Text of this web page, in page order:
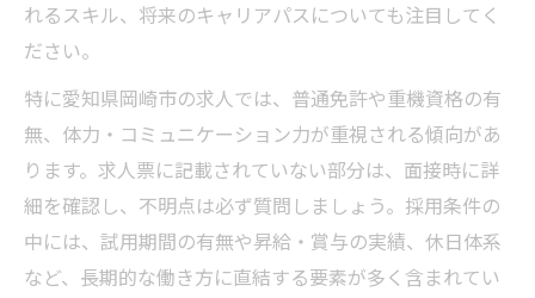
れるスキル、将来のキャリアパスについても注目してく
ださい。
特に愛知県岡崎市の求人では、普通免許や重機資格の有
無、体力・コミュニケーション力が重視される傾向があ
ります。求人票に記載されていない部分は、面接時に詳
細を確認し、不明点は必ず質問しましょう。採用条件の
中には、試用期間の有無や昇給・賞与の実績、休日体系
など、長期的な働き方に直結する要素が多く含まれてい